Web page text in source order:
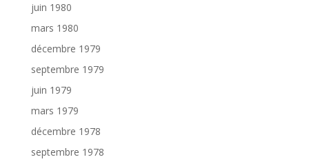
juin 1980
mars 1980
décembre 1979
septembre 1979
juin 1979
mars 1979
décembre 1978
septembre 1978